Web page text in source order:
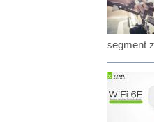
segment